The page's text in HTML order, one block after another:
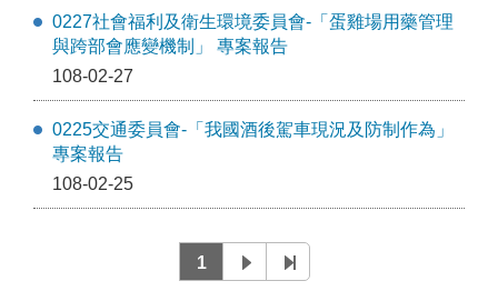
0227社會福利及衛生環境委員會-「蛋雞場用藥管理
與跨部會應變機制」 專案報告
108-02-27
0225交通委員會-「我國酒後駕車現況及防制作為」
專案報告
108-02-25
1